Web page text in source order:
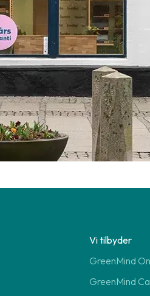
Vi tilbyder
GreenMind
GreenMind